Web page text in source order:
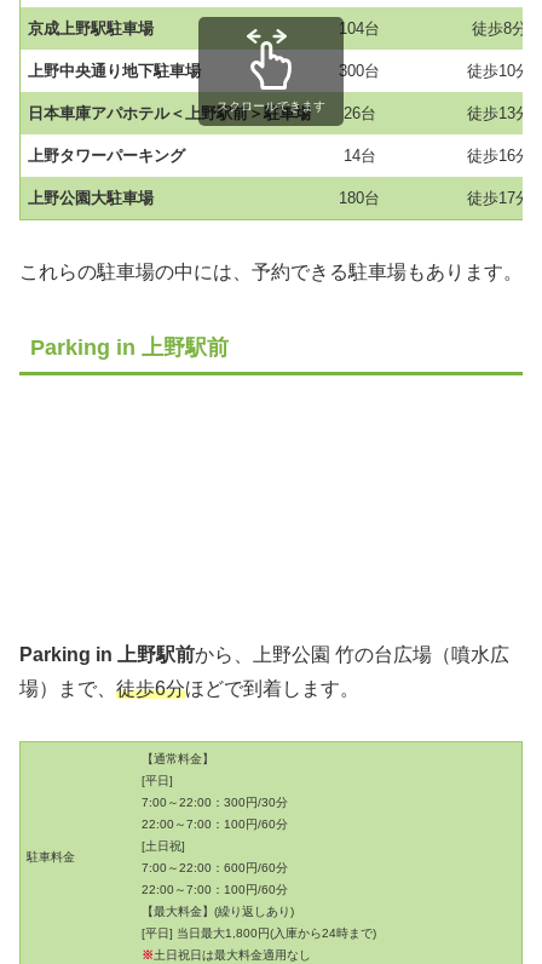
京成上野駅駐車場 104台 徒歩8分
上野中央通り地下駐車場 300台 徒歩10分
日本車庫アパホテル＜上野駅前＞駐車場 26台 徒歩13分
上野タワーパーキング 14台 徒歩16分
上野公園大駐車場 180台 徒歩17分
スクロールできます
これらの駐車場の中には、予約できる駐車場もあります。
Parking in 上野駅前
Parking in 上野駅前から、上野公園 竹の台広場（噴水広
場）まで、 徒歩6分ほどで到着します。
駐車料金
【通常料金】
[平日]
7:00～22:00：300円/30分
22:00～7:00：100円/60分
[土日祝]
7:00～22:00：600円/60分
22:00～7:00：100円/60分
【最大料金】(繰り返しあり)
[平日] 当日最大1,800円(入庫から24時まで)
※土日祝日は最大料金適用なし